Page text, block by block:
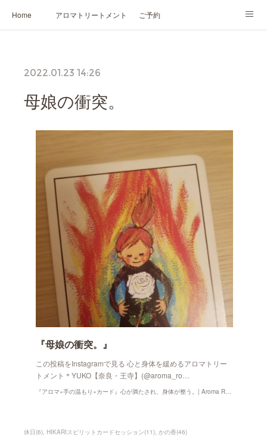
Home アロマトリートメント ご予約
プロフィール
2022.01.23 14:26
母娘の衝突。
『母娘の衝突。』
この投稿をInstagramで見る 心と身体を緩めるアロマトリー
トメント＊YUKO【奈良・王寺】(@aroma_ro…
『アロマ×手の温もり×カード』心が満たされ、身体が整う。| Aroma Room かの香
休日(6) HIKARIスピリットカードセッション(11) かの香(46)